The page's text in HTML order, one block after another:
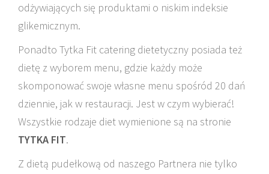
odżywiających się produktami o niskim indeksie
glikemicznym.
Ponadto Tytka Fit catering dietetyczny posiada też
dietę z wyborem menu, gdzie każdy może
skomponować swoje własne menu spośród 20 dań
dziennie, jak w restauracji. Jest w czym wybierać!
Wszystkie rodzaje diet wymienione są na stronie
TYTKA FIT.
Z dietą pudełkową od naszego Partnera nie tylko